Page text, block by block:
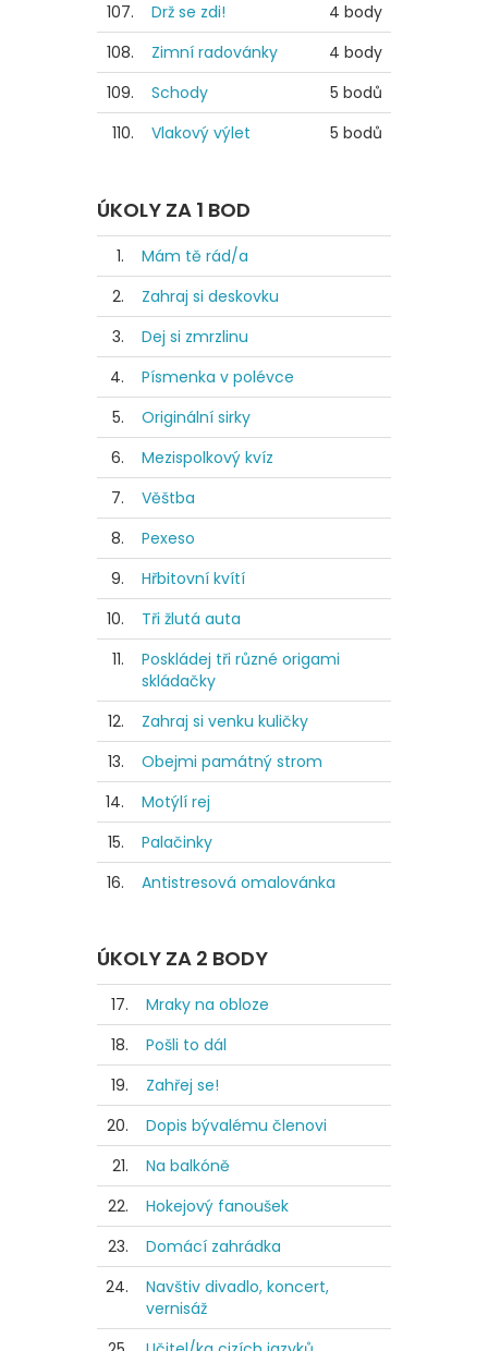
107.
Drž se zdi!
4 body
108.
Zimní radovánky
4 body
109.
Schody
5 bodů
110.
Vlakový výlet 5 bodů
ÚKOLY ZA 1 BOD
1.
Mám tě rád/a
2.
Zahraj si deskovku
3.
Dej si zmrzlinu
4.
Písmenka v polévce
5.
Originální sirky
6.
Mezispolkový kvíz
7.
Věštba
8.
Pexeso
9.
Hřbitovní kvítí
10.
Tři žlutá auta
11.
Poskládej tři různé origami
skládačky
12.
Zahraj si venku kuličky
13.
Obejmi památný strom
14.
Motýlí rej
15.
Palačinky
16.
Antistresová omalovánka
ÚKOLY ZA 2 BODY
17.
Mraky na obloze
18.
Pošli to dál
19.
Zahřej se!
20.
Dopis bývalému členovi
21.
Na balkóně
22.
Hokejový fanoušek
23.
Domácí zahrádka
24.
Navštiv divadlo, koncert,
vernisáž